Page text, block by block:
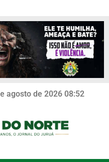
agosto de 2026 08:52